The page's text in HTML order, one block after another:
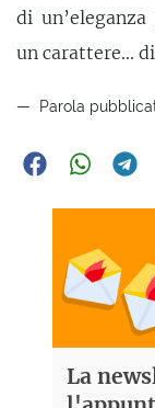
di
un carattere...
Parola
La